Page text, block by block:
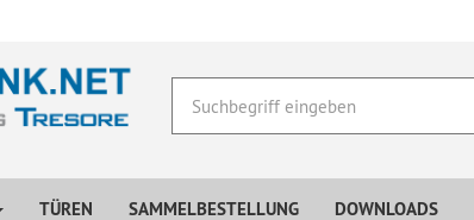
TÜREN SAMMELBESTELLUNG DOWNLOADS